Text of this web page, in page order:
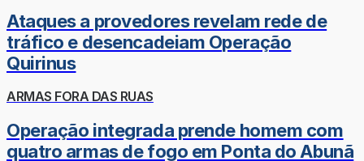
Ataques a provedores revelam rede de
tráfico e desencadeiam Operação
Quirinus
ARMAS FORA DAS RUAS
Operação integrada prende homem com
quatro armas de fogo em Ponta do Abunã